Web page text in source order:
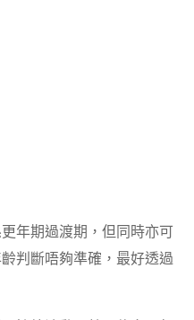
年期過渡期，但同時亦可
判斷唔夠準確，最好透過